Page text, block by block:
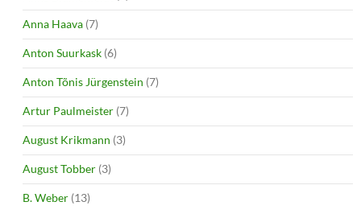
Anna Haava (7)
Anton Suurkask (6)
Anton Tõnis Jürgenstein (7)
Artur Paulmeister (7)
August Krikmann (3)
August Tobber (3)
B. Weber (13)